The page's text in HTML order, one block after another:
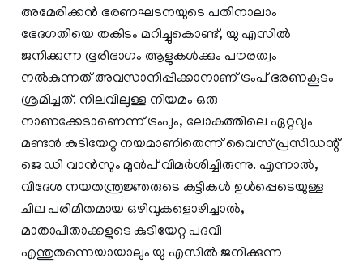
അമേരിക്കൻ ഭരണഘടനയുടെ പതിനാലാം
ഭേദഗതിയെ തകിടം മറിച്ചുകൊണ്ട്, യു എസിൽ
ജനിക്കുന്ന ഭൂരിഭാഗം ആളുകൾക്കും പൗരത്വം
നൽകുന്നത് അവസാനിപ്പിക്കാനാണ് ട്രംപ് ഭരണകൂടം
ശ്രമിച്ചത്. നിലവിലുള്ള നിയമം ഒരു
നാണക്കേടാണെന്ന് ട്രംപും, ലോകത്തിലെ ഏറ്റവും
മണ്ടൻ കുടിയേറ്റ നയമാണിതെന്ന് വൈസ് പ്രസിഡന്റ്
ജെ ഡി വാൻസും മുൻപ് വിമർശിച്ചിരുന്നു. എന്നാൽ,
വിദേശ നയതന്ത്രജ്ഞരുടെ കുട്ടികൾ ഉൾപ്പെടെയുള്ള
ചില പരിമിതമായ ഒഴിവുകളൊഴിച്ചാൽ,
മാതാപിതാക്കളുടെ കുടിയേറ്റ പദവി
എന്തുതന്നെയായാലും യു എസിൽ ജനിക്കുന്ന